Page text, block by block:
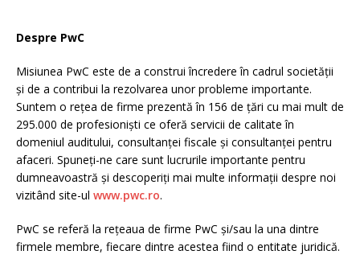
Despre PwC
Misiunea PwC este de a construi încredere în cadrul societății
și de a contribui la rezolvarea unor probleme importante.
Suntem o rețea de firme prezentă în 156 de țări cu mai mult de
295.000 de profesioniști ce oferă servicii de calitate în
domeniul auditului, consultanței fiscale și consultanței pentru
afaceri. Spuneți-ne care sunt lucrurile importante pentru
dumneavoastră și descoperiți mai multe informații despre noi
vizitând site-ul www.pwc.ro.
PwC se referă la rețeaua de firme PwC și/sau la una dintre
firmele membre, fiecare dintre acestea fiind o entitate juridică.